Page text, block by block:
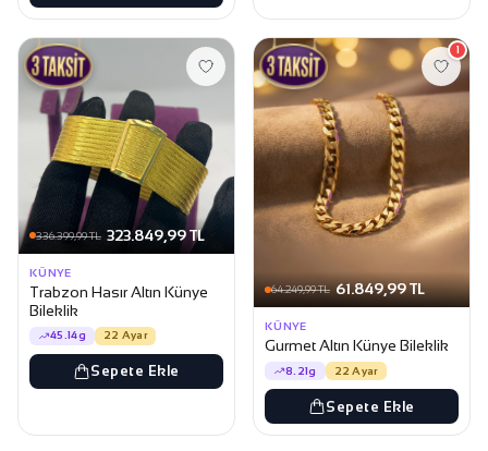
336.399,99 TL 323.849,99 TL
KÜNYE
Trabzon Hasır Altın Künye
Bileklik
45.14g 22 Ayar
Sepete Ekle
64.249,99 TL 61.849,99 TL
1
KÜNYE
Gurmet Altın Künye Bileklik
8.21g 22 Ayar
Sepete Ekle